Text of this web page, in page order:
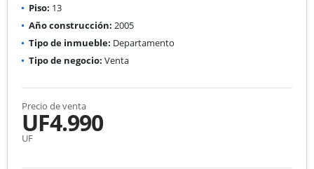
Piso: 13
Año construcción: 2005
Tipo de inmueble: Departamento
Tipo de negocio: Venta
Precio de venta
UF4.990
UF